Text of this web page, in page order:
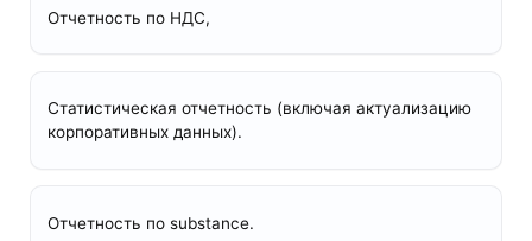
Отчетность по НДС,
Статистическая отчетность (включая актуализацию
корпоративных данных).
Отчетность по substance.